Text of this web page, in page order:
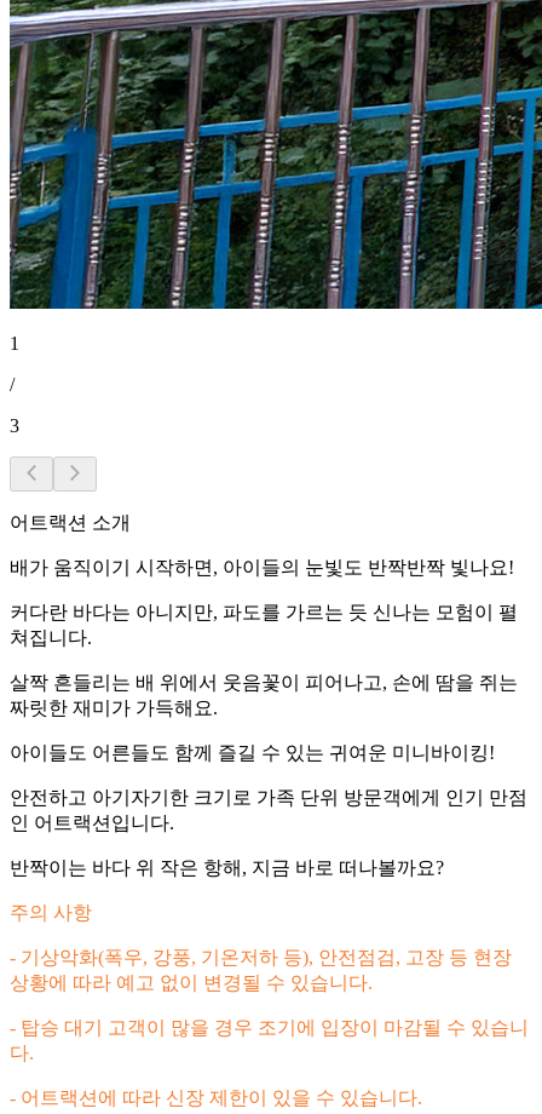
1
/
3
어트랙션 소개
배가 움직이기 시작하면, 아이들의 눈빛도 반짝반짝 빛나요!
커다란 바다는 아니지만, 파도를 가르는 듯 신나는 모험이 펼
쳐집니다.
살짝 흔들리는 배 위에서 웃음꽃이 피어나고, 손에 땀을 쥐는
짜릿한 재미가 가득해요.
아이들도 어른들도 함께 즐길 수 있는 귀여운 미니바이킹!
안전하고 아기자기한 크기로 가족 단위 방문객에게 인기 만점
인 어트랙션입니다.
반짝이는 바다 위 작은 항해, 지금 바로 떠나볼까요?
주의 사항
- 기상악화(폭우, 강풍, 기온저하 등), 안전점검, 고장 등 현장
상황에 따라 예고 없이 변경될 수 있습니다.
- 탑승 대기 고객이 많을 경우 조기에 입장이 마감될 수 있습니
다.
- 어트랙션에 따라 신장 제한이 있을 수 있습니다.